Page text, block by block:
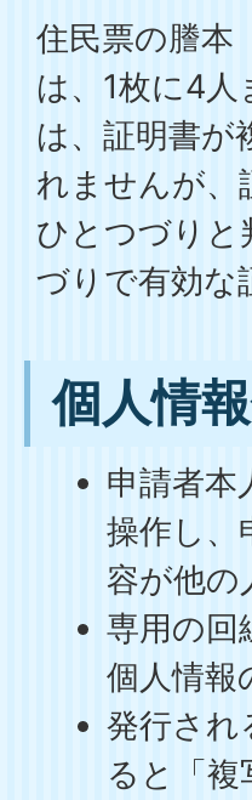
住民票の謄本
は、1枚に4
は、証明書が
れませんが、
ひとつづりと
づりで有効な
個人情
申請者本
操作し、
容が他
専用の回
個人情報
発行され
ると「